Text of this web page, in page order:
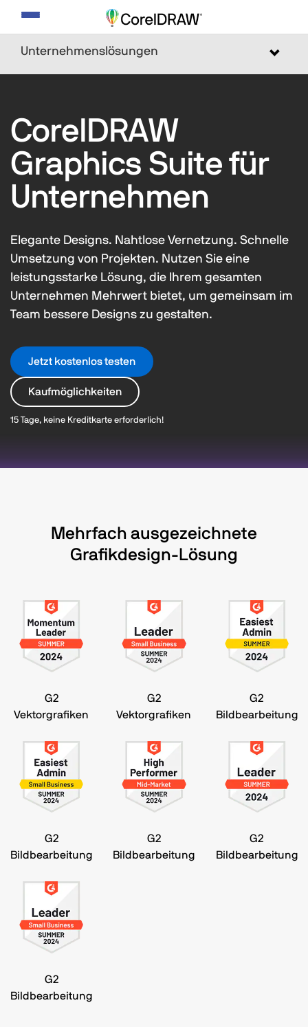
Navigation
umschalten
Toggle
Unternehmenslösungen
CorelDRAW
Graphics Suite für
Unternehmen
Elegante Designs. Nahtlose Vernetzung. Schnelle
Umsetzung von Projekten. Nutzen Sie eine
leistungsstarke Lösung, die Ihrem gesamten
Unternehmen Mehrwert bietet, um gemeinsam im
Team bessere Designs zu gestalten.
Jetzt kostenlos testen
Kaufmöglichkeiten
15 Tage, keine Kreditkarte erforderlich!
Mehrfach ausgezeichnete
Grafikdesign-Lösung
G2
Vektorgrafiken
G2
Vektorgrafiken
G2
Bildbearbeitung
G2
Bildbearbeitung
G2
Bildbearbeitung
G2
Bildbearbeitung
G2
Bildbearbeitung